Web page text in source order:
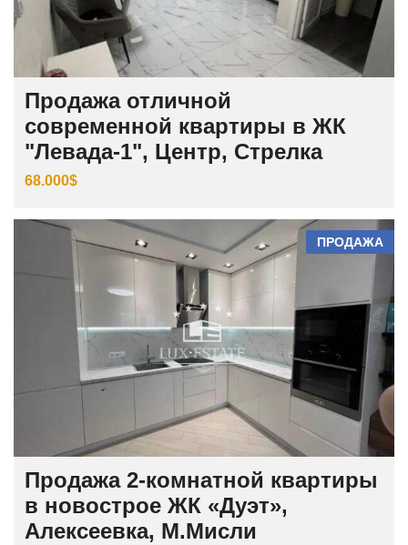
Продажа отличной
современной квартиры в ЖК
"Левада-1", Центр, Стрелка
68.000$
ПРОДАЖА
Продажа 2-комнатной квартиры
в новострое ЖК «Дуэт»,
Алексеевка, М.Мисли